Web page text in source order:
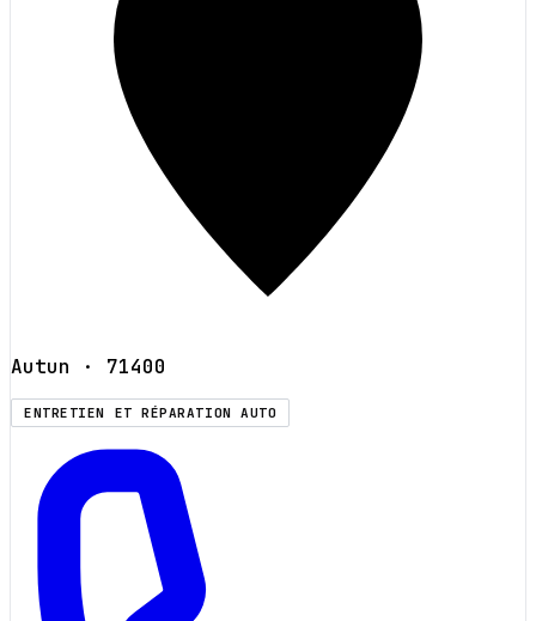
Autun · 71400
ENTRETIEN ET RÉPARATION AUTO